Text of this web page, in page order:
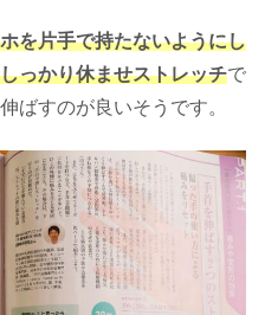
を片手で持たないようにし
っかり休ませストレッチで
ばすのが良いそうです。